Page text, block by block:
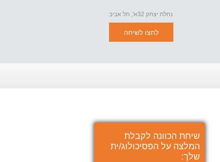
נחלת יצחק 32א', תל אביב
לחצו לשיחה
שיחת הכוונה לקבלת
המלצה על הפסיכולוג/ית
שלך: